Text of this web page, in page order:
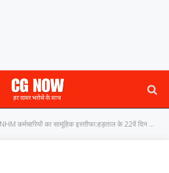
NHM कर्मचारियों का सामूहिक इस्तीफा:हड़ताल के 22वें दिन CMHO को सौंपे गए त्यागपत्र